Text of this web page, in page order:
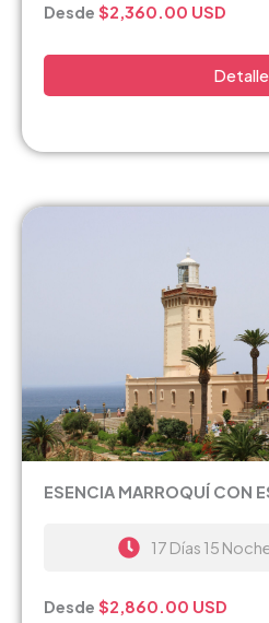
Desde $2,360.00 USD
ESENCIA MARROQUÍ CON
17 Días 15
Desde $2,860.00 USD